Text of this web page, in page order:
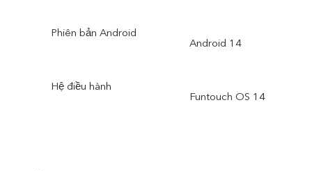
Phiên bản Android
Android 14
Hệ điều hành
Funtouch OS 14